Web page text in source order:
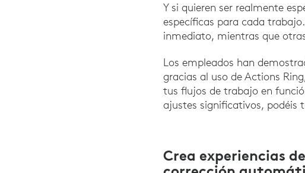
Y si quieren ser realmente
específicas para cada
inmediato, mientras que
Los empleados han
gracias al uso de Actions
tus flujos de trabajo en
ajustes significativos, podéis
Crea experiencias